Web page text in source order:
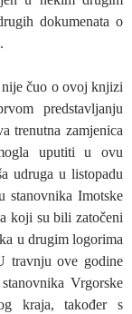
dokumenata o
čuo o ovoj knjizi
predstavljanju
trenutna zamjenica
uputiti u ovu
udruga u listopadu
stanovnika Imotske
koji su bili zatočeni
u drugim logorima
travnju ove godine
Vrgorske
kraja, također s